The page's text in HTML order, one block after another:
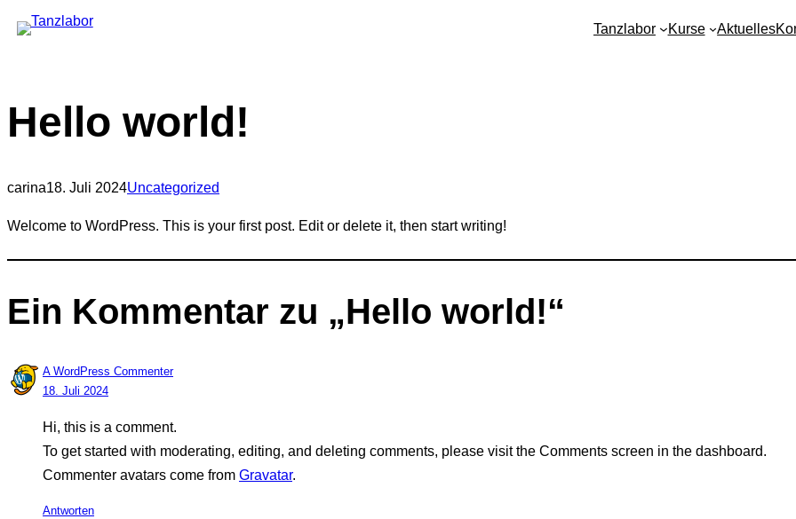
Zum
Tanzlabor Kurse Aktuelles
Hello world!
carina18. Juli 2024Uncategorized
Welcome to WordPress. This is your first post. Edit or delete it, then start writing!
Ein Kommentar zu „Hello world!“
A WordPress Commenter
18. Juli 2024
Hi, this is a comment.
To get started with moderating, editing, and deleting comments, please visit the Comments screen in the dashboard.
Commenter avatars come from Gravatar.
Antworten